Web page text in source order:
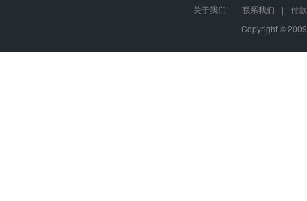
关于我们 | 联系我们 |
付
Copyright ©